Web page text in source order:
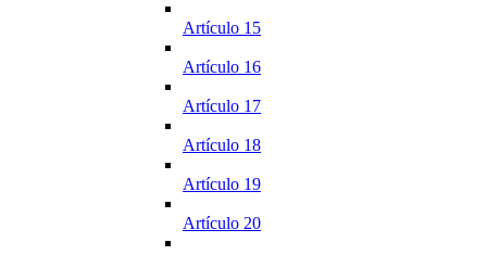
Artículo 15
Artículo 16
Artículo 17
Artículo 18
Artículo 19
Artículo 20